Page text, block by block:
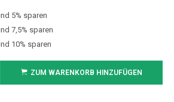
5% sparen
7,5% sparen
10% sparen
ZUM WARENKORB HINZUFÜGEN